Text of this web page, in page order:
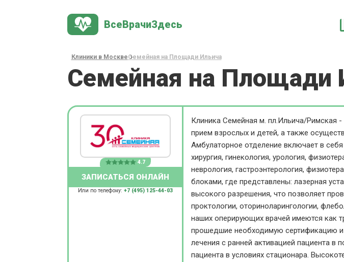
ВсеВрачиЗдесь
Клиники в МосквеСемейная на Площади Ильича
Семейная на Площади
4.7
ЗАПИСАТЬСЯ ОНЛАЙН
Или по телефону: +7 (495) 125-44-03
Клиника Семейная м. пл.Ильича/Римская
прием взрослых и детей, а также
Амбулаторное отделение включает в
хирургия, гинекология, урология,
неврология, гастроэнтерология,
блоками, где представлены: лазерная
высокого разрешения, что позволяет
проктологии, оториноларингологии,
наших оперирующих врачей имеются как
прошедшие необходимую сертификацию и
лечения с ранней активацией пациента в
пациента в условиях стационара.